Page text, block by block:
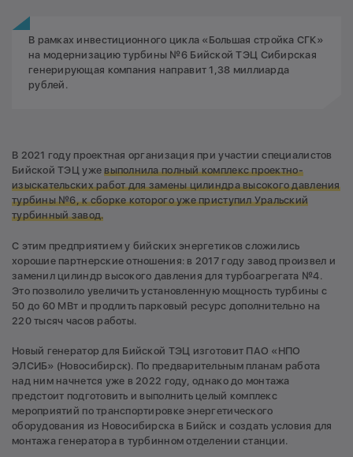
В рамках инвестиционного цикла «Большая стройка СГК»
на модернизацию турбины №6 Бийской ТЭЦ Сибирская
генерирующая компания направит 1,38 миллиарда
рублей.
В 2021 году проектная организация при участии специалистов
Бийской ТЭЦ ужевыполнила полный комплекс проектно-
изыскательских работ для замены цилиндра высокого давления
турбины №6, к сборке которого уже приступил Уральский
турбинный завод.
С этим предприятием у бийских энергетиков сложились
хорошие партнерские отношения: в 2017 году завод произвел и
заменил цилиндр высокого давления для турбоагрегата №4.
Это позволило увеличить установленную мощность турбины с
50 до 60 МВт и продлить парковый ресурс дополнительно на
220 тысяч часов работы.
Новый генератор для Бийской ТЭЦ изготовит ПАО «НПО
ЭЛСИБ» (Новосибирск). По предварительным планам работа
над ним начнется уже в 2022 году, однако до монтажа
предстоит подготовить и выполнить целый комплекс
мероприятий по транспортировке энергетического
оборудования из Новосибирска в Бийск и создать условия для
монтажа генератора в турбинном отделении станции.